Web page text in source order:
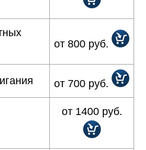
от 800 руб.
от 700 руб.
от 1400 руб.